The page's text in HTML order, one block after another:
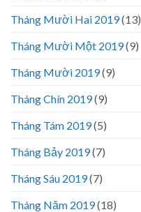
Tháng Mười Hai 2019(13)
Tháng Mười Một 2019(9)
Tháng Mười 2019(9)
Tháng Chín 2019(9)
Tháng Tám 2019(5)
Tháng Bảy 2019(7)
Tháng Sáu 2019(7)
Tháng Năm 2019(18)